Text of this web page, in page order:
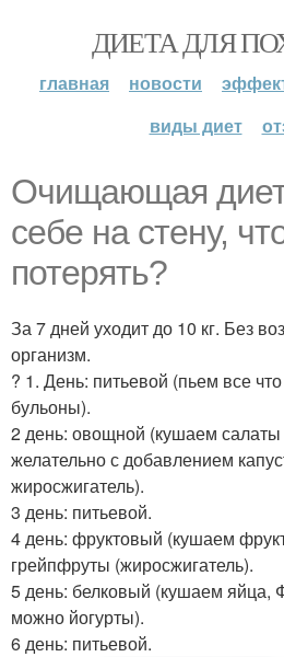
ДИЕТА ДЛЯ
главная новости
виды диет
Очищающая
себе на стену,
потерять?
За 7 дней уходит до 10 кг. Без
организм.
? 1. День: питьевой (пьем все
бульоны).
2 день: овощной (кушаем
желательно с добавлением
жиросжигатель).
3 день: питьевой.
4 день: фруктовый (кушаем
грейпфруты (жиросжигатель).
5 день: белковый (кушаем яйца,
можно йогурты).
6 день: питьевой.